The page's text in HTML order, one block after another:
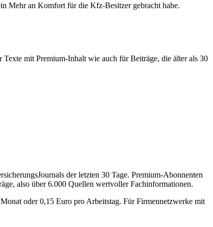
Mehr an Komfort für die Kfz-Besitzer gebracht habe.
mit Premium-Inhalt wie auch für Beiträge, die älter als 30
der letzten 30 Tage. Premium-Abonnenten
also über 6.000 Quellen wertvoller Fachinformationen.
oder 0,15 Euro pro Arbeitstag. Für Firmennetzwerke mit